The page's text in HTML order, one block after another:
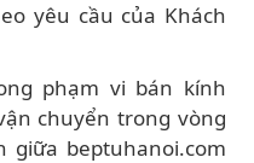
yêu cầu của Khách
phạm vi bán kính
chuyển trong vòng
beptuhanoi.com